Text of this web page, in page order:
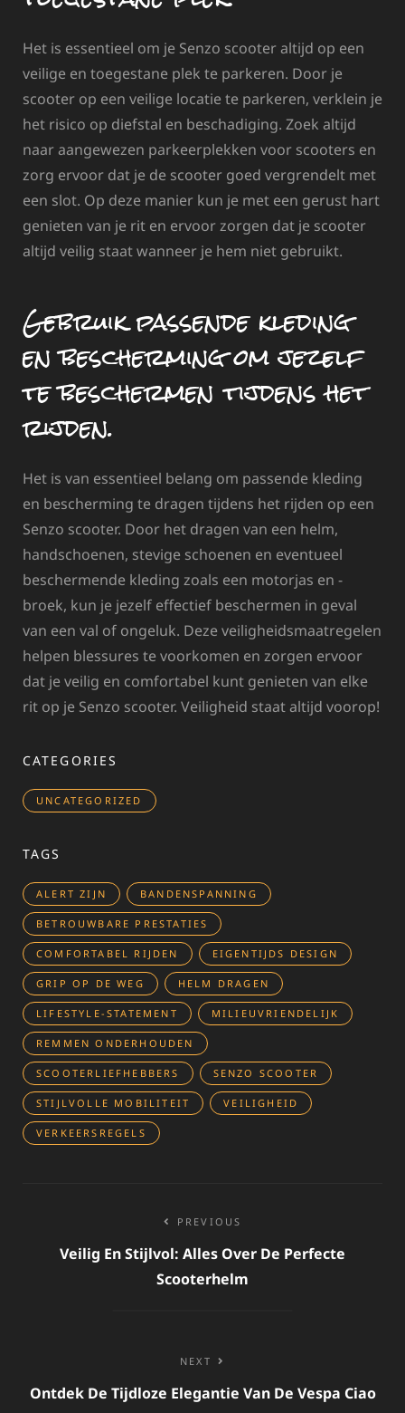
Het is essentieel om je Senzo scooter altijd op een
veilige en toegestane plek te parkeren. Door je
scooter op een veilige locatie te parkeren, verklein je
het risico op diefstal en beschadiging. Zoek altijd
naar aangewezen parkeerplekken voor scooters en
zorg ervoor dat je de scooter goed vergrendelt met
een slot. Op deze manier kun je met een gerust hart
genieten van je rit en ervoor zorgen dat je scooter
altijd veilig staat wanneer je hem niet gebruikt.
Gebruik passende kleding
en bescherming om jezelf
te beschermen tijdens het
rijden.
Het is van essentieel belang om passende kleding
en bescherming te dragen tijdens het rijden op een
Senzo scooter. Door het dragen van een helm,
handschoenen, stevige schoenen en eventueel
beschermende kleding zoals een motorjas en -
broek, kun je jezelf effectief beschermen in geval
van een val of ongeluk. Deze veiligheidsmaatregelen
helpen blessures te voorkomen en zorgen ervoor
dat je veilig en comfortabel kunt genieten van elke
rit op je Senzo scooter. Veiligheid staat altijd voorop!
CATEGORIES
UNCATEGORIZED
TAGS
ALERT ZIJN BANDENSPANNING
BETROUWBARE PRESTATIES
COMFORTABEL RIJDEN EIGENTIJDS DESIGN
GRIP OP DE WEG HELM DRAGEN
LIFESTYLE-STATEMENT MILIEUVRIENDELIJK
REMMEN ONDERHOUDEN
SCOOTERLIEFHEBBERS SENZO SCOOTER
STIJLVOLLE MOBILITEIT VEILIGHEID
VERKEERSREGELS
navigatie
PREVIOUS
Veilig En Stijlvol: Alles Over De Perfecte
Scooterhelm
NEXT
Ontdek De Tijdloze Elegantie Van De Vespa Ciao